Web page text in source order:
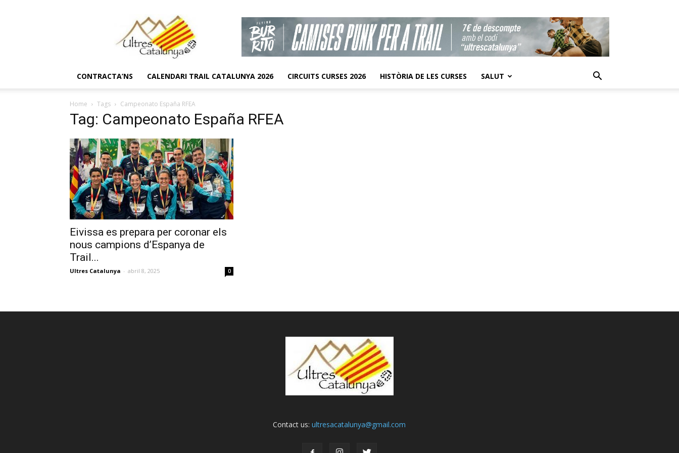
CONTRACTA’NS CALENDARI TRAIL CATALUNYA 2026 CIRCUITS CURSES 2026 HISTÒRIA DE LES CURSES SALUT
Home Tags Campeonato España RFEA
Tag: Campeonato España RFEA
Eivissa es prepara per coronar els
nous campions d’Espanya de
Trail...
Ultres Catalunya - abril 8, 2025 0
Contact us:ultresacatalunya@gmail.com